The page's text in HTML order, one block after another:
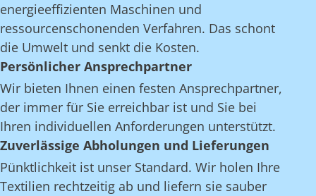
energieeffizienten Maschinen und
ressourcenschonenden Verfahren. Das schont
die Umwelt und senkt die Kosten.
Persönlicher Ansprechpartner
Wir bieten Ihnen einen festen Ansprechpartner,
der immer für Sie erreichbar ist und Sie bei
Ihren individuellen Anforderungen unterstützt.
Zuverlässige Abholungen und Lieferungen
Pünktlichkeit ist unser Standard. Wir holen Ihre
Textilien rechtzeitig ab und liefern sie sauber